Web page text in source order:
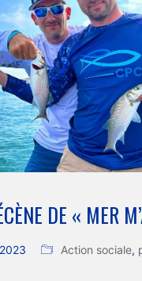
DE « MER
Action sociale,